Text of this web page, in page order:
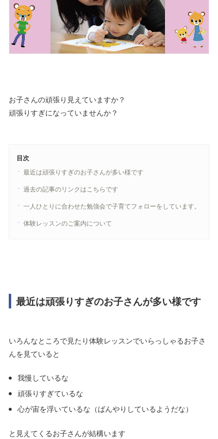
お子さんの頑張り見えていますか？
頑張りすぎになっていませんか？
目次
最近は頑張りすぎのお子さんが多い様です
過去の記事のリンクはこちらです
一人ひとりに合わせた勉強会で子育てフォローをしています。
体験レッスンのご案内について
最近は頑張りすぎのお子さんが多い様です
いろんなところで見たり体験レッスンでいらっしゃるお子さ
んを見ていると
我慢しているな
頑張りすぎているな
心が宙を浮いているな（ばんやりしているようだな）
と見えてくるお子さんが結構います